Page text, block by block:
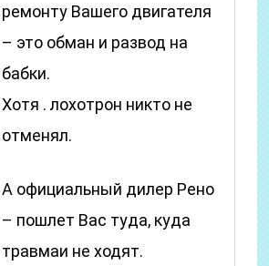
ремонту Вашего двигателя
– это обман и развод на
бабки.
Хотя . лохотрон никто не
отменял.
А официальный дилер Рено
– пошлет Вас туда, куда
травмаи не ходят.